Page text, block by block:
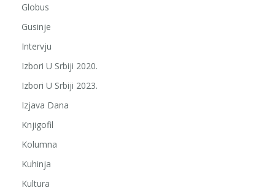
Globus
Gusinje
Intervju
Izbori U Srbiji 2020.
Izbori U Srbiji 2023.
Izjava Dana
Knjigofil
Kolumna
Kuhinja
Kultura